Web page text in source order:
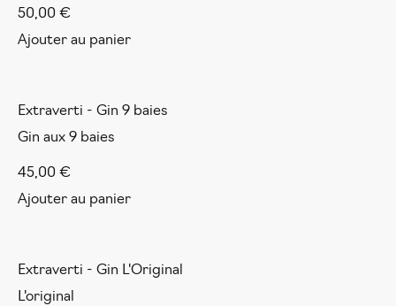
50,00 €
Ajouter au panier
Extraverti - Gin 9 baies
Gin aux 9 baies
45,00 €
Ajouter au panier
Extraverti - Gin L'Original
L'original